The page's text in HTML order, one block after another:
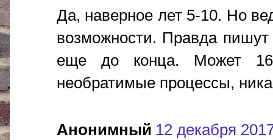
Да, наверное лет 5-10. Но
возможности. Правда
еще до конца. Может 16
необратимые процессы,
Анонимный 12 декабря